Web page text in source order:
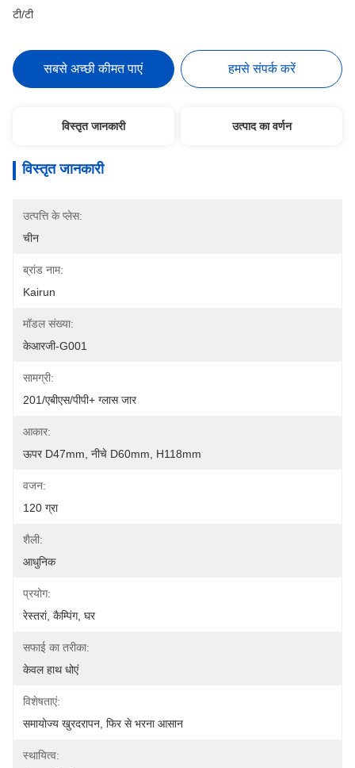
टी/टी
सबसे अच्छी कीमत पाएं हमसे संपर्क करें
विस्तृत जानकारी उत्पाद का वर्णन
विस्तृत जानकारी
उत्पत्ति के प्लेस:
चीन
ब्रांड नाम:
Kairun
मॉडल संख्या:
केआरजी-G001
सामग्री:
201/एबीएस/पीपी+ ग्लास जार
आकार:
ऊपर D47mm, नीचे D60mm, H118mm
वजन:
120 ग्रा
शैली:
आधुनिक
प्रयोग:
रेस्तरां, कैम्पिंग, घर
सफाई का तरीका:
केवल हाथ धोएं
विशेषताएं:
समायोज्य खुरदरापन, फिर से भरना आसान
स्थायित्व: